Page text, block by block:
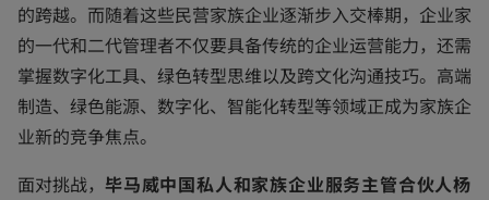
的跨越。而随着这些民营家族企业逐渐步入交棒期，企业家
的一代和二代管理者不仅要具备传统的企业运营能力，还需
掌握数字化工具、绿色转型思维以及跨文化沟通技巧。高端
制造、绿色能源、数字化、智能化转型等领域正成为家族企
业新的竞争焦点。
面对挑战， 毕马威中国私人和家族企业服务主管合伙人杨